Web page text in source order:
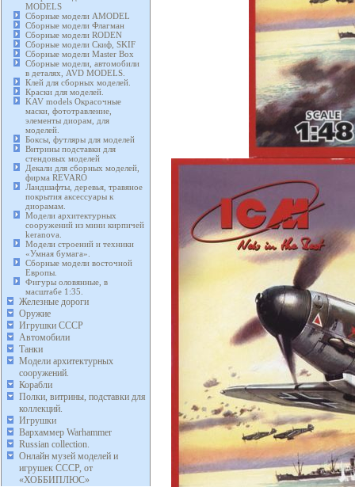
MODELS
Сборные модели AMODEL
Сборные модели Флагман
Сборные модели RODEN
Сборные модели Скиф, SKIF
Сборные модели Master Box
Сборные модели, автомобили
в деталях, AVD MODELS.
Клей для сборных моделей.
Краски для моделей.
KAV models Окрасочные
маски, фототравление,
элементы диорам, для
моделей.
Боксы, футляры для моделей
Витрины подставки для
стендовых моделей
Декали для сборных моделей,
фирма REVARO
Ландшафты, деревья, травяное
покрытия аксессуары к
диорамам.
Модели архитектурных
сооружений из мини кирпичей
keranova.
Модели строений и техники
«Умная бумага».
Сборные модели восточной
Европы.
Фигуры оловянные, в
масштабе 1:35.
Железные дороги
Оружие
Игрушки СССР
Автомобили
Танки
Модели архитектурных
сооружений.
Корабли
Полки, витрины, подставки для
коллекций.
Игрушки
Вархаммер Warhammer
Russian collection.
Онлайн музей моделей и
игрушек СССР, от
«ХОББИПЛЮС»